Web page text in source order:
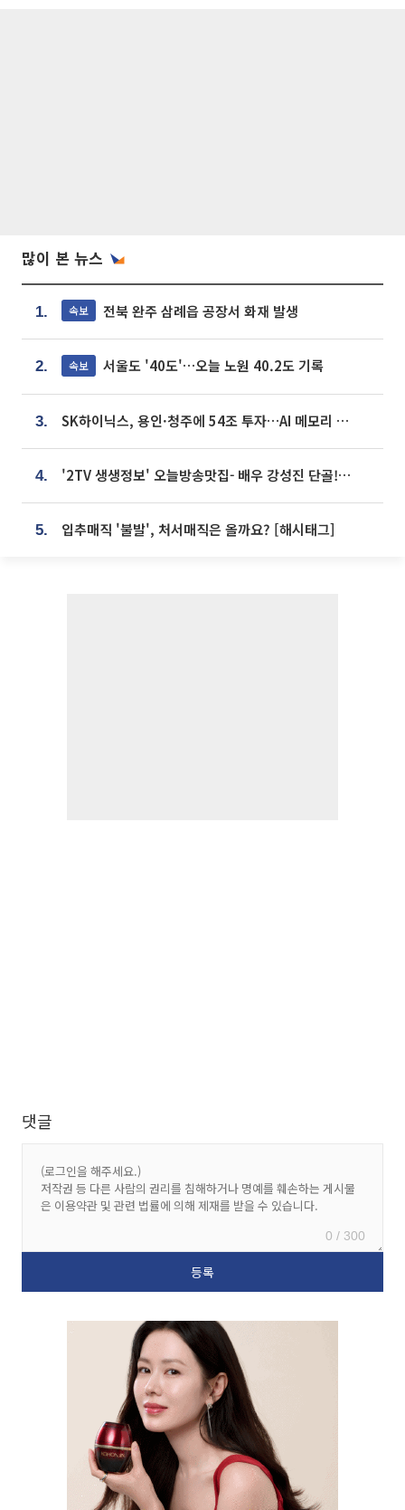
많이 본 뉴스
1. 속보 전북 완주 삼례읍 공장서 화재 발생
2. 속보 서울도 '40도'…오늘 노원 40.2도 기록
3. SK하이닉스, 용인·청주에 54조 투자…AI 메모리 생산기지 키운다
4. '2TV 생생정보' 오늘방송맛집- 배우 강성진 단골! 쌀국수ㆍ푸팟퐁 커리 맛집 '블○○○'
5. 입추매직 '불발', 처서매직은 올까요? [해시태그]
댓글
0 / 300